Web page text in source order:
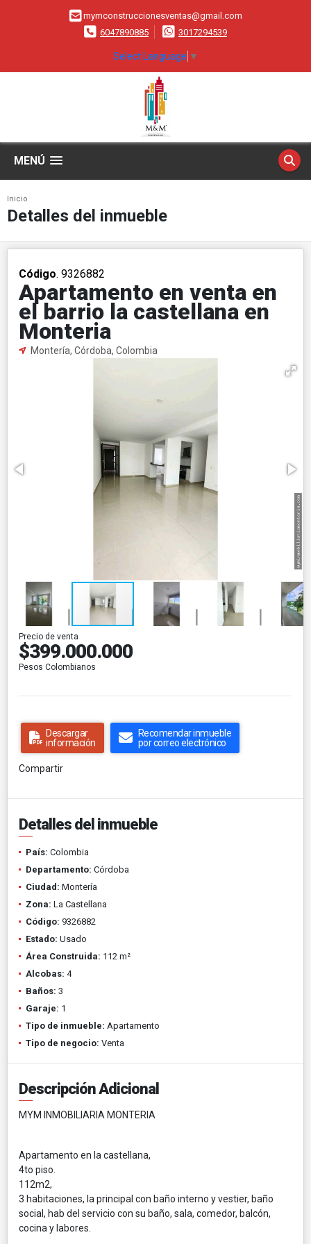
mymconstruccionesventas@gmail.com
6047890885
3017294539
Select Language ▼
MENÚ
Inicio
Detalles del inmueble
Código. 9326882
Apartamento en venta en
el barrio la castellana en
Monteria
Montería, Córdoba, Colombia
Precio de venta
$399.000.000
Pesos Colombianos
Descargar
información
Recomendar inmueble
por correo electrónico
Compartir
Detalles del inmueble
País: Colombia
Departamento: Córdoba
Ciudad: Montería
Zona: La Castellana
Código: 9326882
Estado: Usado
Área Construida: 112 m²
Alcobas: 4
Baños: 3
Garaje: 1
Tipo de inmueble: Apartamento
Tipo de negocio: Venta
Descripción Adicional
MYM INMOBILIARIA MONTERIA
Apartamento en la castellana,
4to piso.
112m2,
3 habitaciones, la principal con baño interno y vestier, baño
social, hab del servicio con su baño, sala, comedor, balcón,
cocina y labores.